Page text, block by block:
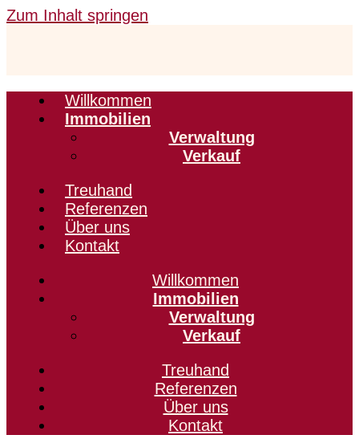
Zum Inhalt springen
Willkommen
Immobilien
Verwaltung
Verkauf
Treuhand
Referenzen
Über uns
Kontakt
Willkommen
Immobilien
Verwaltung
Verkauf
Treuhand
Referenzen
Über uns
Kontakt